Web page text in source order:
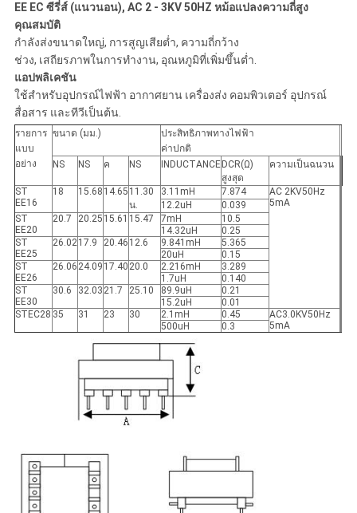
ขอ
อ้าง
แผนผัง
เว็บไซต์
PRIVACY
POLICY
EE EC ซีรี่ส์ (แนวนอน), AC 2 - 3KV 50HZ หม้อแปลงความถี่สูง
คุณสมบัติ
กำลังส่งขนาดใหญ่, การสูญเสียต่ำ, ความถี่กว้าง
ช่วง, เสถียรภาพในการทำงาน, อุณหภูมิที่เพิ่มขึ้นต่ำ.
แอปพลิเคชัน
ใช้สำหรับอุปกรณ์ไฟฟ้า อากาศยาน เครื่องส่ง คอมพิวเตอร์ อุปกรณ์
สื่อสาร และทีวีเป็นต้น.
รายการ
แบบ
อย่าง
ขนาด (มม.)
ประสิทธิภาพทางไฟฟ้า
ค่าปกติ
NS
NS ค NS INDUCTANCE DCR(Ω)
สูงสุด
ความเป็นฉนวน
ST
EE16
18 15.68 14.65 11.30
น.
3.11mH 7.874
AC 2KV50Hz
5mA
12.2uH
0.039
ST
EE20
20.7 20.25 15.61 15.47 7mH
10.5
14.32uH
0.25
ST
EE25
26.0217.9 20.46 12.6 9.841mH
5.365
20uH
0.15
ST
EE26
26.06 24.09 17.40 20.0 2.216mH
3.289
1.7uH
0.140
ST
EE30
30.6 32.03 21.7 25.10 89.9uH
0.21
15.2uH
0.01
STEC28 35 31 23 30 2.1mH 0.45
AC3.0KV50Hz
5mA
500uH 0.3